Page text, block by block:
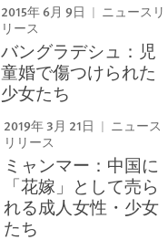
2015年 6月 9日
ニュースリ
リース
バングラデシュ：児
童婚で傷つけられた
少女たち
2019年 3月 21日
ニュース
リリース
ミャンマー：中国に
「花嫁」として売ら
れる成人女性・少女
たち